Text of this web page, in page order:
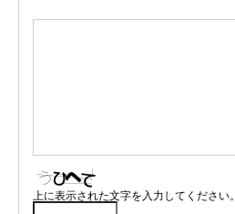
上に表示された文字を入力してください。